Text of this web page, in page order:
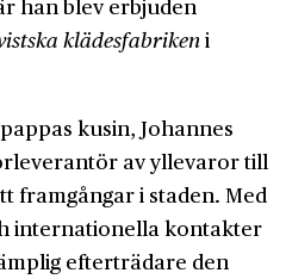
han blev erbjuden
klädes­fabrikeni
kusin, Johannes
av yllevaror till
framgångar i staden. Med
internationella kontakter
efterträdare den